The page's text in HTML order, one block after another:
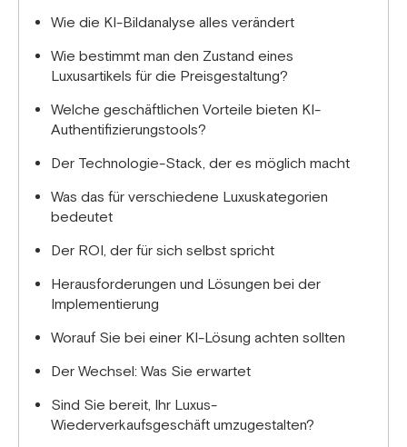
allein.Wie die KI-Bildanalyse alles verändert
Wie bestimmt man den Zustand eines
Luxusartikels für die Preisgestaltung?
Welche geschäftlichen Vorteile bieten KI-
Authentifizierungstools?
Der Technologie-Stack, der es möglich macht
Was das für verschiedene Luxuskategorien
bedeutet
Der ROI, der für sich selbst spricht
Herausforderungen und Lösungen bei der
Implementierung
Worauf Sie bei einer KI-Lösung achten sollten
Der Wechsel: Was Sie erwartet
Sind Sie bereit, Ihr Luxus-
Wiederverkaufsgeschäft umzugestalten?